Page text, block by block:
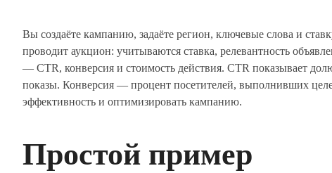
Вы создаёте кампанию, задаёте регион, ключевые слова и
проводит аукцион: учитываются ставка, релевантность
— CTR, конверсия и стоимость действия. CTR показывает
показы. Конверсия — процент посетителей, выполнивших
эффективность и оптимизировать кампанию.
Простой пример